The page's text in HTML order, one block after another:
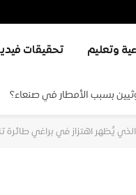
وتعليم تحقيقات
بسبب الأمطار في صنعاء؟
يُظهر اهتزاز في براغي طائرة